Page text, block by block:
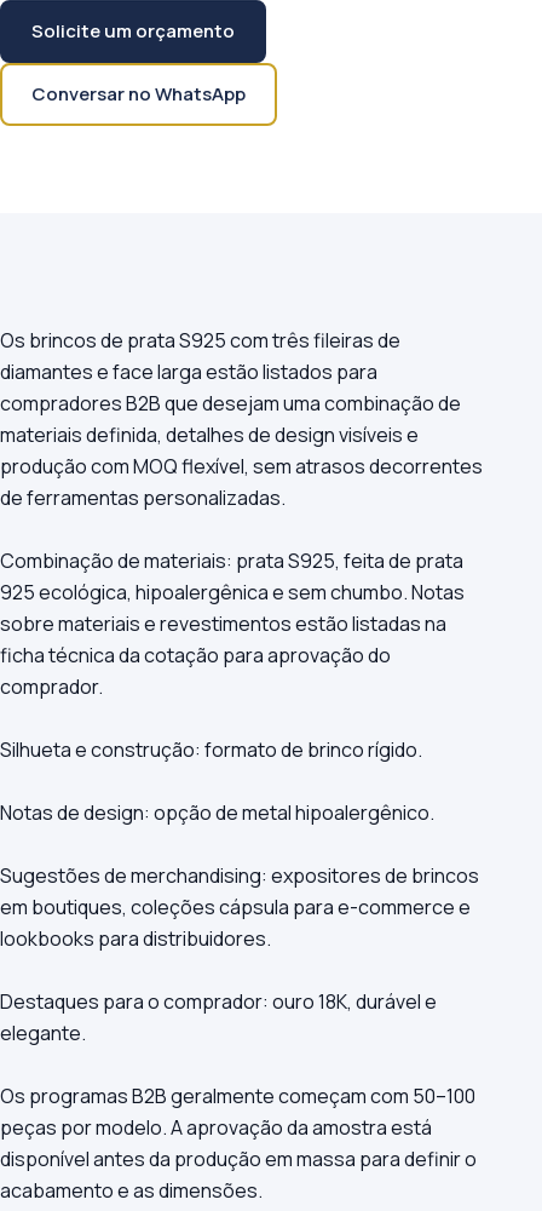
Solicite um orçamento
Conversar no WhatsApp
Os brincos de prata S925 com três fileiras de
diamantes e face larga estão listados para
compradores B2B que desejam uma combinação de
materiais definida, detalhes de design visíveis e
produção com MOQ flexível, sem atrasos decorrentes
de ferramentas personalizadas.
Combinação de materiais: prata S925, feita de prata
925 ecológica, hipoalergênica e sem chumbo. Notas
sobre materiais e revestimentos estão listadas na
ficha técnica da cotação para aprovação do
comprador.
Silhueta e construção: formato de brinco rígido.
Notas de design: opção de metal hipoalergênico.
Sugestões de merchandising: expositores de brincos
em boutiques, coleções cápsula para e-commerce e
lookbooks para distribuidores.
Destaques para o comprador: ouro 18K, durável e
elegante.
Os programas B2B geralmente começam com 50–100
peças por modelo. A aprovação da amostra está
disponível antes da produção em massa para definir o
acabamento e as dimensões.